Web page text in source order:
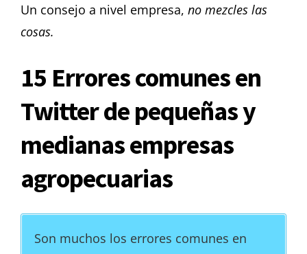
Un consejo a nivel empresa, no mezcles las
cosas.
15 Errores comunes en
Twitter de pequeñas y
medianas empresas
agropecuarias
Son muchos los errores comunes en